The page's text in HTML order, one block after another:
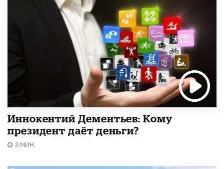
Иннокентий Дементьев: Кому
президент даёт деньги?
3 МИН.